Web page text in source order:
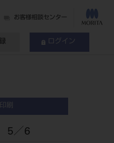
お客様相談センター
ログイン
印刷
5／6